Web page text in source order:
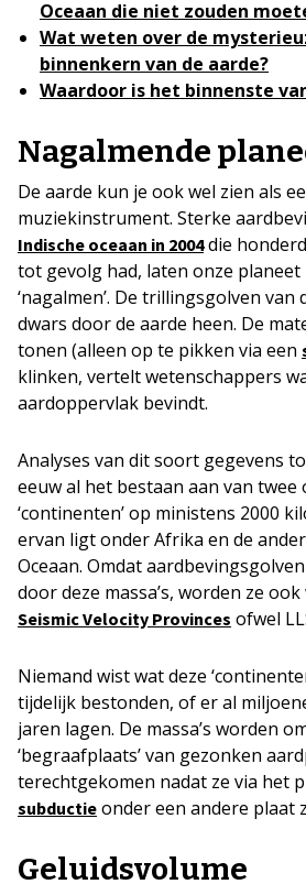
Oceaan die niet zouden
Wat weten over de
binnenkern van de aarde?
Waardoor is het binnenste
Nagalmende
De aarde kun je ook wel zien als
muziekinstrument. Sterke
Indische oceaan in 2004die
tot gevolg had, laten onze
‘nagalmen’. De trillingsgolven van
dwars door de aarde heen. De
tonen (alleen op te pikken via een
klinken, vertelt wetenschappers
aardoppervlak bevindt.
Analyses van dit soort gegevens
eeuw al het bestaan aan van
‘continenten’ op ministens 2000
ervan ligt onder Afrika en de
Oceaan. Omdat
door deze massa’s, worden ze ook
Seismic Velocity Provinces ofwel
Niemand wist wat deze
tijdelijk bestonden, of er al
jaren lagen. De massa’s worden
‘begraafplaats’ van gezonken
terechtgekomen nadat ze via het
subductie onder een andere plaat
Geluidsvolume